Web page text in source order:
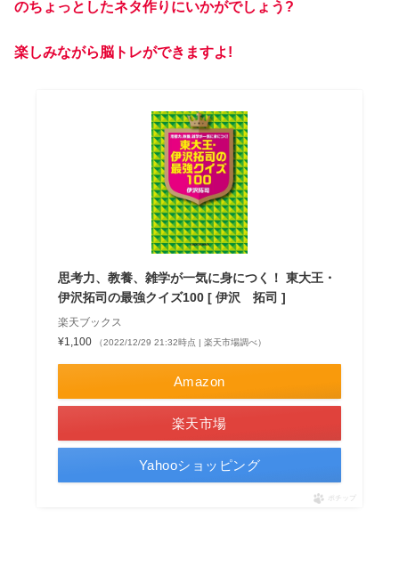
のちょっとしたネタ作りにいかがでしょう?
楽しみながら脳トレができますよ!
思考力、教養、雑学が一気に身につく！ 東大王・
伊沢拓司の最強クイズ100 [ 伊沢 拓司 ]
楽天ブックス
¥1,100
（2022/12/29 21:32時点 | 楽天市場調べ）
Amazon
楽天市場
Yahooショッピング
ポチップ